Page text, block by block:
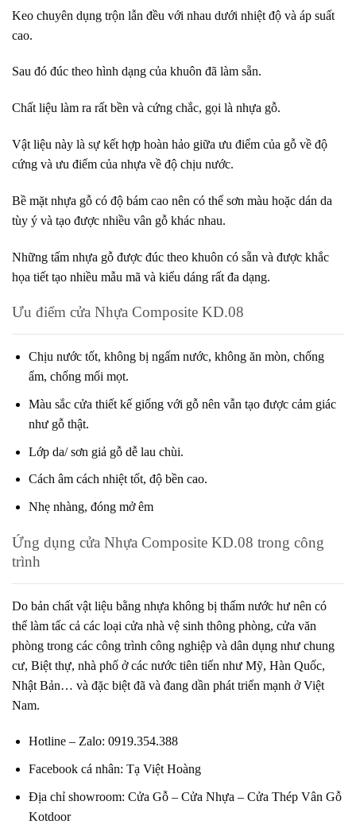
Keo chuyên dụng trộn lẫn đều với nhau dưới nhiệt độ và áp suất
cao.
Sau đó đúc theo hình dạng của khuôn đã làm sẵn.
Chất liệu làm ra rất bền và cứng chắc, gọi là nhựa gỗ.
Vật liệu này là sự kết hợp hoàn hảo giữa ưu điểm của gỗ về độ
cứng và ưu điểm của nhựa về độ chịu nước.
Bề mặt nhựa gỗ có độ bám cao nên có thể sơn màu hoặc dán da
tùy ý và tạo được nhiều vân gỗ khác nhau.
Những tấm nhựa gỗ được đúc theo khuôn có sẵn và được khắc
họa tiết tạo nhiều mẫu mã và kiểu dáng rất đa dạng.
Ưu điểm cửa Nhựa Composite KD.08
Chịu nước tốt, không bị ngấm nước, không ăn mòn, chống
ẩm, chống mối mọt.
Màu sắc cửa thiết kế giống với gỗ nên vẫn tạo được cảm giác
như gỗ thật.
Lớp da/ sơn giả gỗ dễ lau chùi.
Cách âm cách nhiệt tốt, độ bền cao.
Nhẹ nhàng, đóng mở êm
Ứng dụng cửa Nhựa Composite KD.08 trong công
trình
Do bản chất vật liệu bằng nhựa không bị thấm nước hư nên có
thể làm tấc cả các loại cửa nhà vệ sinh thông phòng, cửa văn
phòng trong các công trình công nghiệp và dân dụng như chung
cư, Biệt thự, nhà phố ở các nước tiên tiến như Mỹ, Hàn Quốc,
Nhật Bản… và đặc biệt đã và đang dần phát triển mạnh ở Việt
Nam.
Hotline – Zalo: 0919.354.388
Facebook cá nhân: Tạ Việt Hoàng
Địa chỉ showroom: Cửa Gỗ – Cửa Nhựa – Cửa Thép Vân Gỗ
Kotdoor